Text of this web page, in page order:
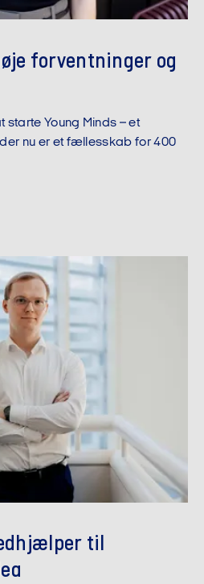
forventninger og
starte Young Minds – et
nu er et fællesskab for 400
til